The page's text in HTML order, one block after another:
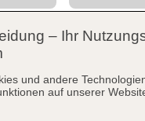
– Ihr
und andere
auf unserer